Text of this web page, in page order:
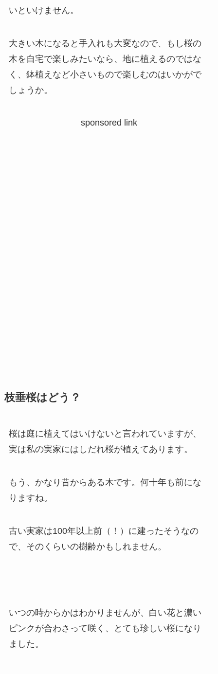
いといけません。
大きい木になると手入れも大変なので、もし桜の
木を自宅で楽しみたいなら、地に植えるのではな
く、鉢植えなど小さいもので楽しむのはいかがで
しょうか。
sponsored link
枝垂桜はどう？
桜は庭に植えてはいけないと言われていますが、
実は私の実家にはしだれ桜が植えてあります。
もう、かなり昔からある木です。何十年も前にな
りますね。
古い実家は100年以上前（！）に建ったそうなの
で、そのくらいの樹齢かもしれません。
いつの時からかはわかりませんが、白い花と濃い
ピンクが合わさって咲く、とても珍しい桜になり
ました。